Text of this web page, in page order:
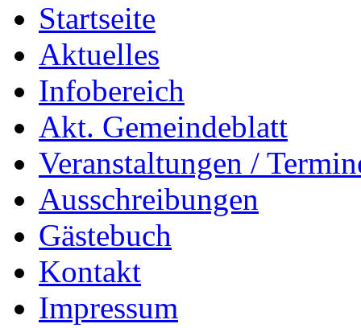
Startseite
Aktuelles
Infobereich
Akt. Gemeindeblatt
Veranstaltungen /
Ausschreibungen
Gästebuch
Kontakt
Impressum